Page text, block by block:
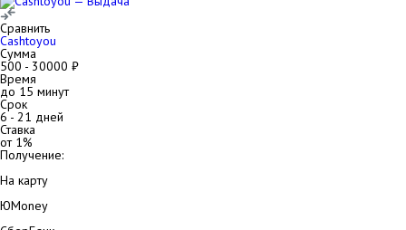
Сравнить
Cashtoyou
Сумма
500 - 30000 ₽
Время
до 15 минут
Срок
6- 21 дней
Ставка
от 1%
Получение:
На карту
ЮMoney